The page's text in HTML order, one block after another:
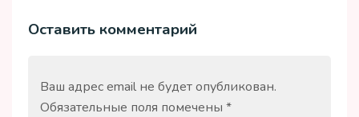
Оставить комментарий
Ваш адрес email не будет опубликован.
Обязательные поля помечены *